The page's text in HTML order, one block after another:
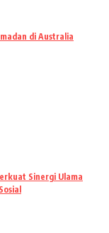
di Australia
Sinergi Ulama